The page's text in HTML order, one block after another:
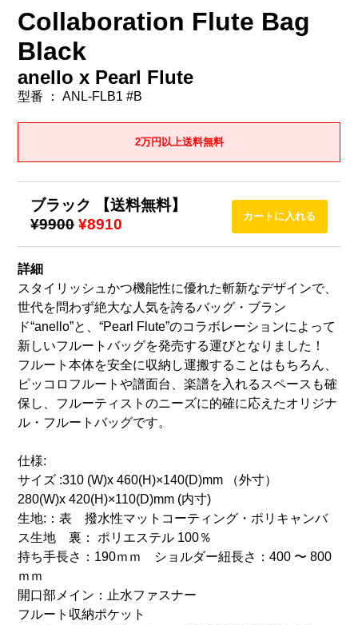
Collaboration Flute Bag
Black
anello x Pearl Flute
型番 ： ANL-FLB1 #B
2万円以上送料無料
ブラック 【送料無料】
¥9900 ¥8910
詳細
スタイリッシュかつ機能性に優れた斬新なデザインで、
世代を問わず絶大な人気を誇るバッグ・ブラン
ド“anello”と、“Pearl Flute”のコラボレーションによって
新しいフルートバッグを発売する運びとなりました！
フルート本体を安全に収納し運搬することはもちろん、
ピッコロフルートや譜面台、楽譜を入れるスペースも確
保し、フルーティストのニーズに的確に応えたオリジナ
ル・フルートバッグです。
仕様:
サイズ :310 (W)x 460(H)×140(D)mm （外寸）
280(W)x 420(H)×110(D)mm (内寸)
生地:：表 撥水性マットコーティング・ポリキャンバ
ス生地 裏： ポリエステル 100％
持ち手長さ：190ｍｍ ショルダー紐長さ：400 〜 800
ｍｍ
開口部メイン：止水ファスナー
フルート収納ポケット